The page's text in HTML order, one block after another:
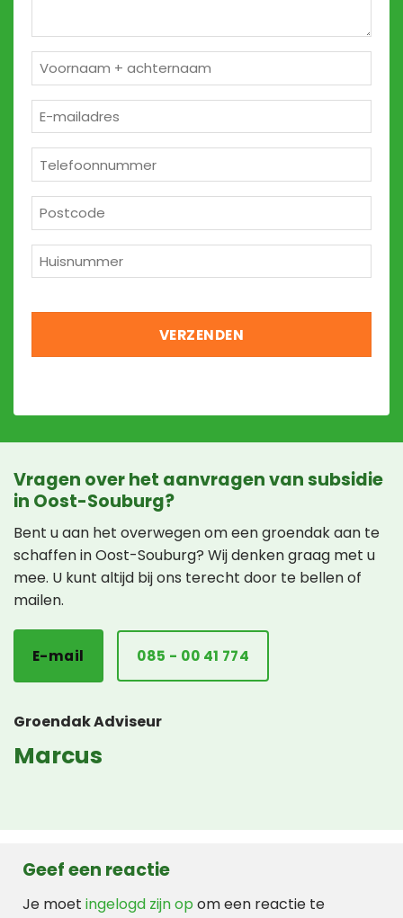
Naam
*
mailadres
*
*
*
Vragen over het aanvragen van subsidie
in Oost-Souburg?
Bent u aan het overwegen om een groendak aan te
schaffen in Oost-Souburg? Wij denken graag met u
mee. U kunt altijd bij ons terecht door te bellen of
mailen.
E-mail 085 - 00 41 774
Groendak Adviseur
Marcus
Geef een reactie
Je moet ingelogd zijn op om een reactie te